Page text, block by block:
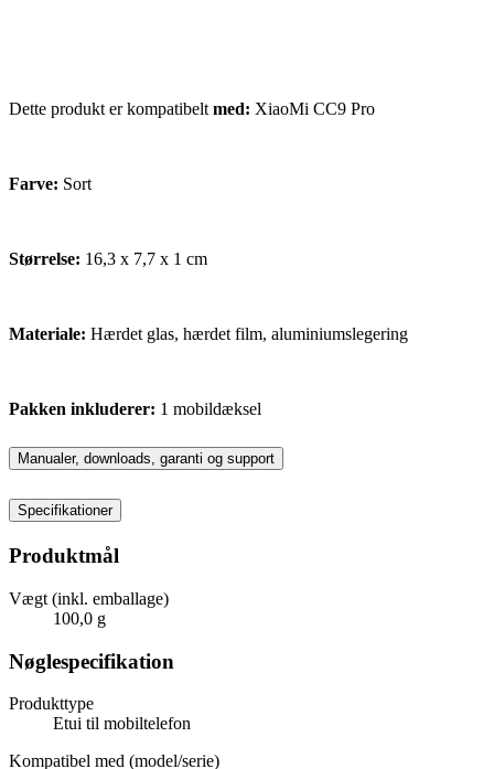
Dette produkt er kompatibelt med: XiaoMi CC9 Pro
Farve: Sort
Størrelse: 16,3 x 7,7 x 1 cm
Materiale: Hærdet glas, hærdet film, aluminiumslegering
Pakken inkluderer: 1 mobildæksel
Manualer, downloads, garanti og support
Specifikationer
Produktmål
Vægt (inkl. emballage)
100,0 g
Nøglespecifikation
Produkttype
Etui til mobiltelefon
Kompatibel med (model/serie)